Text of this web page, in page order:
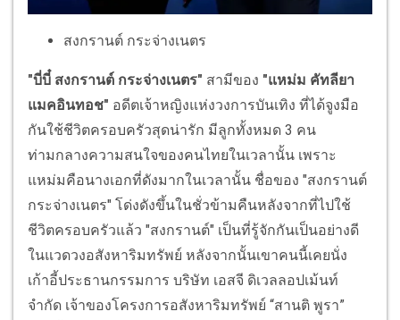
สงกรานต์ กระจ่างเนตร
"บี่บี๋ สงกรานต์ กระจ่างเนตร" สามีของ "แหม่ม คัทลียา
แมคอินทอช" อดีตเจ้าหญิงแห่งวงการบันเทิง ที่ได้จูงมือ
กันใช้ชีวิตครอบครัวสุดน่ารัก มีลูกทั้งหมด 3 คน
ท่ามกลางความสนใจของคนไทยในเวลานั้น เพราะ
แหม่มคือนางเอกที่ดังมากในเวลานั้น ชื่อของ "สงกรานต์
กระจ่างเนตร" โด่งดังขึ้นในชั่วข้ามคืนหลังจากที่ไปใช้
ชีวิตครอบครัวแล้ว "สงกรานต์" เป็นที่รู้จักกันเป็นอย่างดี
ในแวดวงอสังหาริมทรัพย์ หลังจากนั้นเขาคนนี้เคยนั่ง
เก้าอี้ประธานกรรมการ บริษัท เอสจี ดิเวลลอปเม้นท์
จำกัด เจ้าของโครงการอสังหาริมทรัพย์ “สานติ พูรา”